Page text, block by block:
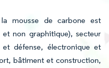
mousse de carbone est
non graphitique), secteur
défense, électronique et
bâtiment et construction,